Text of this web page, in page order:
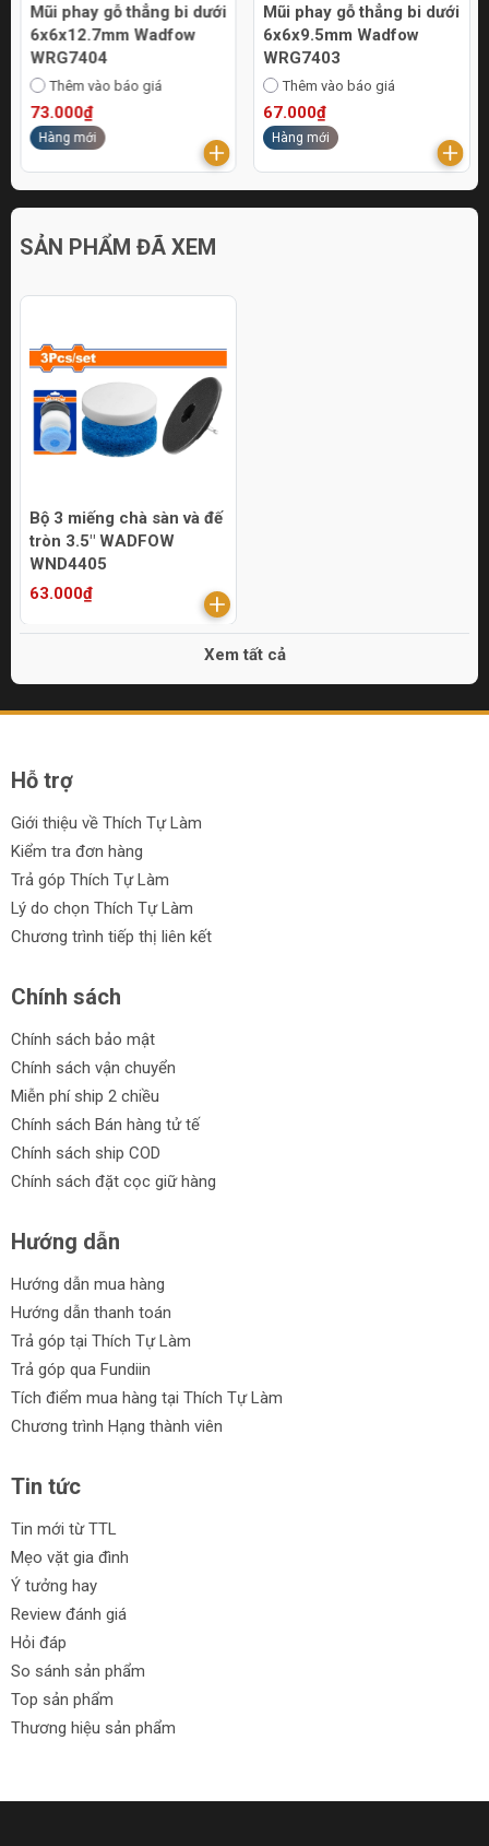
Mũi phay gỗ thẳng bi dưới
6x6x12.7mm Wadfow
WRG7404
Thêm vào báo giá
73.000₫
Hàng mới
Mũi phay gỗ thẳng bi dưới
6x6x9.5mm Wadfow
WRG7403
Thêm vào báo giá
67.000₫
Hàng mới
SẢN PHẨM ĐÃ XEM
Bộ 3 miếng chà sàn và đế
tròn 3.5" WADFOW
WND4405
63.000₫
Xem tất cả
Hỗ trợ
Giới thiệu về Thích Tự Làm
Kiểm tra đơn hàng
Trả góp Thích Tự Làm
Lý do chọn Thích Tự Làm
Chương trình tiếp thị liên kết
Chính sách
Chính sách bảo mật
Chính sách vận chuyển
Miễn phí ship 2 chiều
Chính sách Bán hàng tử tế
Chính sách ship COD
Chính sách đặt cọc giữ hàng
Hướng dẫn
Hướng dẫn mua hàng
Hướng dẫn thanh toán
Trả góp tại Thích Tự Làm
Trả góp qua Fundiin
Tích điểm mua hàng tại Thích Tự Làm
Chương trình Hạng thành viên
Tin tức
Tin mới từ TTL
Mẹo vặt gia đình
Ý tưởng hay
Review đánh giá
Hỏi đáp
So sánh sản phẩm
Top sản phẩm
Thương hiệu sản phẩm